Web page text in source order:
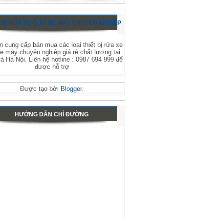
BỊ RỬA XE Ô TÔ XE MÁY CHUYÊN NGHIỆP
cung cấp bán mua các loại thiết bị rửa xe
máy chuyên nghiệp giá rẻ chất lượng tại
Hà Nội. Liên hệ hotline : 0987 694 999 để
được hỗ trợ
Được tạo bởi Blogger.
HƯỚNG DẪN CHỈ ĐƯỜNG